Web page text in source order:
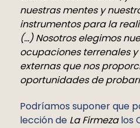
nuestras mentes y
instrumentos para la
(…) Nosotros elegimos
ocupaciones terrenales
externas que nos
oportunidades de
Podríamos suponer que
lección de La Firmezalos